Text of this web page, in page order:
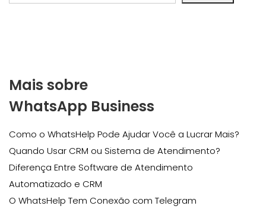
Mais sobre
WhatsApp Business
Como o WhatsHelp Pode Ajudar Você a Lucrar Mais?
Quando Usar CRM ou Sistema de Atendimento?
Diferença Entre Software de Atendimento
Automatizado e CRM
O WhatsHelp Tem Conexão com Telegram